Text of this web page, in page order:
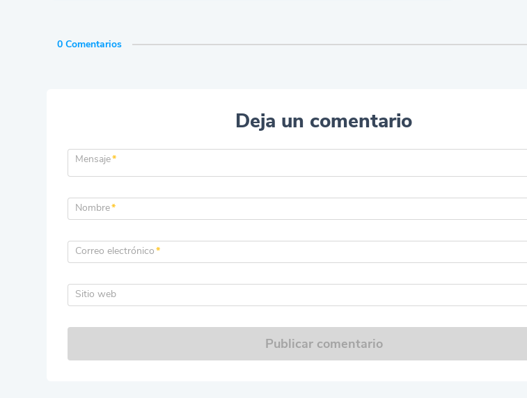
0 Comentarios
Deja un comentario
Mensaje*
Nombre*
Correo electrónico*
Sitio web
Publicar comentario